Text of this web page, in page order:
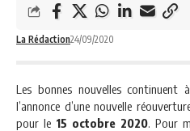
La Rédaction24/09/2020
Les bonnes nouvelles continuent
l’annonce d’une nouvelle
pour le 15 octobre 2020. Pour